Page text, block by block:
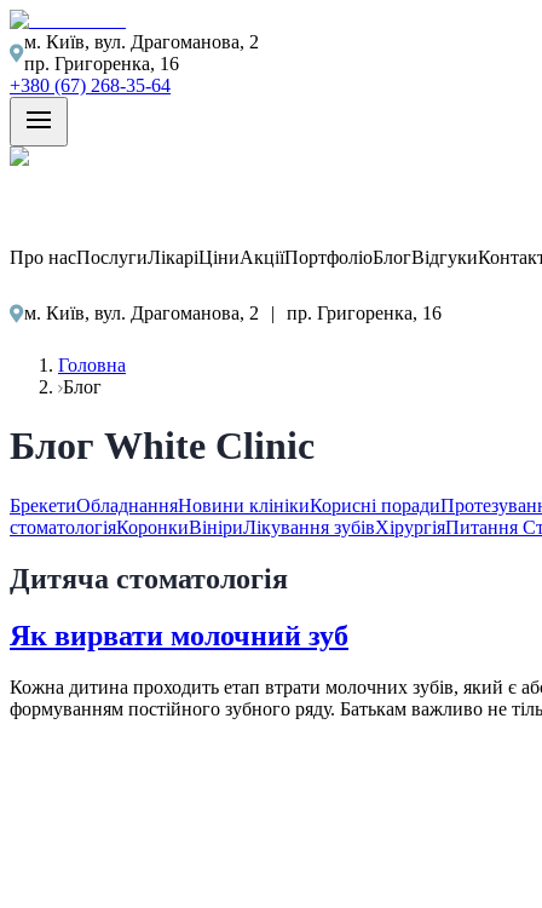
м. Київ, вул. Драгоманова, 2
пр. Григоренка, 16
+380 (67) 268-35-64
Про насПослугиЛікаріЦіниАкціїПортфоліоБлогВідгуки
м. Київ, вул. Драгоманова, 2 | пр. Григоренка, 16
Головна
Блог
Блог White Clinic
БрекетиОбладнанняНовини клінікиКорисні поради
стоматологіяКоронкиВініриЛікування зубівХірургіяПитання
Дитяча стоматологія
Як вирвати молочний зуб
Кожна дитина проходить етап втрати молочних зубів, який є
формуванням постійного зубного ряду. Батькам важливо не